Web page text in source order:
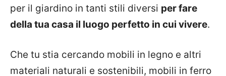
per il giardino in tanti stili diversi per fare
della tua casa il luogo perfetto in cui vivere.
Che tu stia cercando mobili in legno e altri
materiali naturali e sostenibili, mobili in ferro